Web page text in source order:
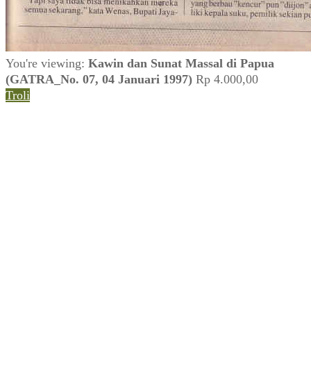
You're viewing: Kawin dan Sunat Massal di Papua
(GATRA_No. 07, 04 Januari 1997) Rp 4.000,00
Troli